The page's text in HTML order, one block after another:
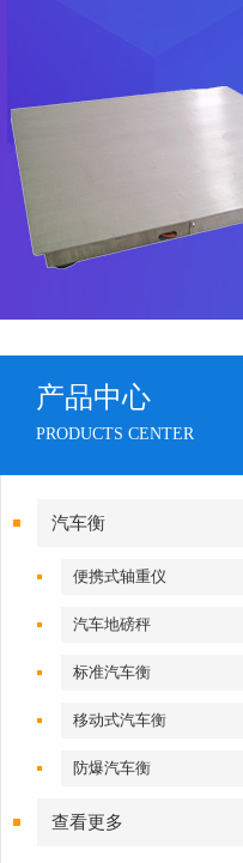
产品中心
PRODUCTS CENTER
汽车衡
便携式轴重仪
汽车地磅秤
标准汽车衡
移动式汽车衡
防爆汽车衡
查看更多